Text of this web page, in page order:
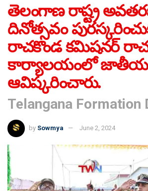
తెలంగాణ రాష్ట్ర
దినోత్సవం
రాచకొండ కమిషనర్
కార్యాలయంలో జాతీయ
ఆవిష్కరించారు.
Telangana Formation
by Sowmya June 2, 2024